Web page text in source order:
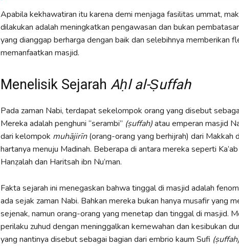
Apabila kekhawatiran itu karena demi menjaga fasilitas ummat,
dilakukan adalah meningkatkan pengawasan dan bukan
yang dianggap berharga dengan baik dan selebihnya memberikan
memanfaatkan masjid.
Menelisik Sejarah Aḥl al-Ṣuffah
Pada zaman Nabi, terdapat sekelompok orang yang disebut
Mereka adalah penghuni “serambi” (ṣuffah)atau emperan masjid
dari kelompok muhājirīn(orang-orang yang berhijrah) dari Makkah
hartanya menuju Madinah. Beberapa di antara mereka seperti
Hanẓalah dan Haritsah ibn Nu’man.
Fakta sejarah ini menegaskan bahwa tinggal di masjid adalah
ada sejak zaman Nabi. Bahkan mereka bukan hanya musafir yang
sejenak, namun orang-orang yang menetap dan tinggal di masjid.
perilaku zuhud dengan meninggalkan kemewahan dan kesibukan
yang nantinya disebut sebagai bagian dari embrio kaum Sufi